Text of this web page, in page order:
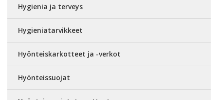
Hygienia ja terveys
Hygieniatarvikkeet
Hyönteiskarkotteet ja -verkot
Hyönteissuojat